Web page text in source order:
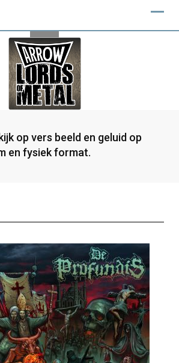
op vers beeld en geluid op
en fysiek format.